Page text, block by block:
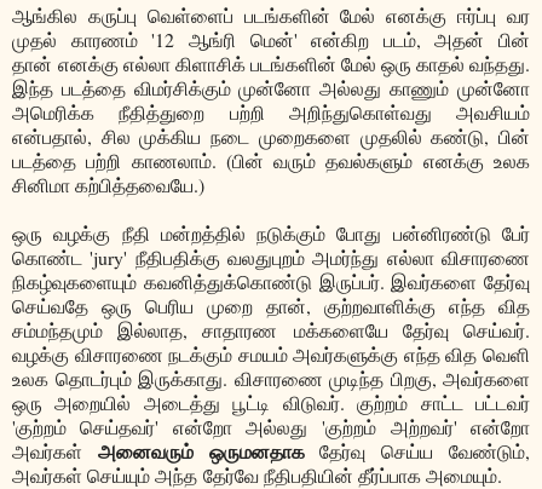
ஆங்கில கருப்பு வெள்ளைப் படங்களின் மேல் எனக்கு ஈர்ப்பு வர
முதல் காரணம் '12 ஆங்ரி மென்' என்கிற படம், அதன் பின்
தான் எனக்கு எல்லா கிளாசிக் படங்களின் மேல் ஒரு காதல் வந்தது.
இந்த படத்தை விமர்சிக்கும் முன்னோ அல்லது காணும் முன்னோ
அமெரிக்க நீதித்துறை பற்றி அறிந்துகொள்வது அவசியம்
என்பதால், சில முக்கிய நடை முறைகளை முதலில் கண்டு, பின்
படத்தை பற்றி காணலாம். (பின் வரும் தவல்களும் எனக்கு உலக
சினிமா கற்பித்தவையே.)
ஒரு வழக்கு நீதி மன்றத்தில் நடுக்கும் போது பன்னிரண்டு பேர்
கொண்ட 'jury' நீதிபதிக்கு வலதுபுறம் அமர்ந்து எல்லா விசாரணை
நிகழ்வுகளையும் கவனித்துக்கொண்டு இருப்பர். இவர்களை தேர்வு
செய்வதே ஒரு பெரிய முறை தான், குற்றவாளிக்கு எந்த வித
சம்மந்தமும் இல்லாத, சாதாரண மக்களையே தேர்வு செய்வர்.
வழக்கு விசாரணை நடக்கும் சமயம் அவர்களுக்கு எந்த வித வெளி
உலக தொடர்பும் இருக்காது. விசாரணை முடிந்த பிறகு, அவர்களை
ஒரு அறையில் அடைத்து பூட்டி விடுவர். குற்றம் சாட்ட பட்டவர்
'குற்றம் செய்தவர்' என்றோ அல்லது 'குற்றம் அற்றவர்' என்றோ
அவர்கள் அனைவரும் ஒருமனதாகதேர்வு செய்ய வேண்டும்,
அவர்கள் செய்யும் அந்த தேர்வே நீதிபதியின் தீர்ப்பாக அமையும்.